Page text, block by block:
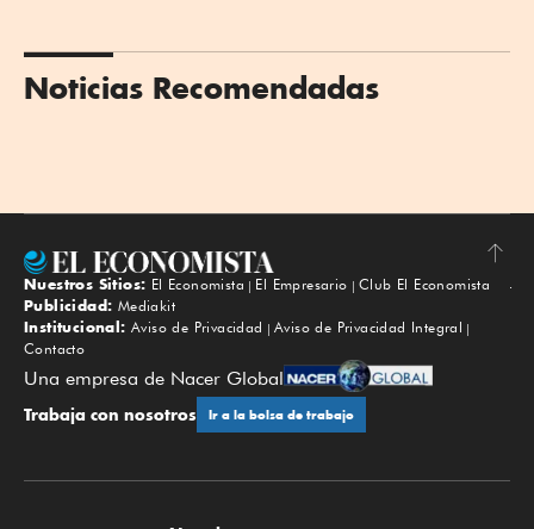
Noticias Recomendadas
Subir
Nuestros Sitios: El Economista El Empresario
Club El Economista
Publicidad: Mediakit
Institucional: Aviso de Privacidad
Aviso de Privacidad Integral
Contacto
Una empresa de Nacer Global
Trabaja con nosotros Ir a la bolsa de trabajo